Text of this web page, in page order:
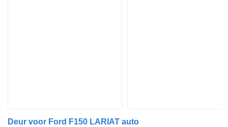
Deur voor Ford F150 LARIAT auto